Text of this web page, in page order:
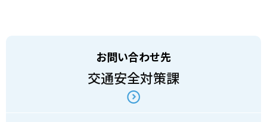
お問い合わせ先
交通安全対策課